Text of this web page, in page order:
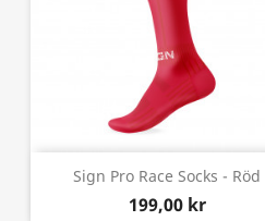
Sign Pro Race Socks - Röd
199,00 kr